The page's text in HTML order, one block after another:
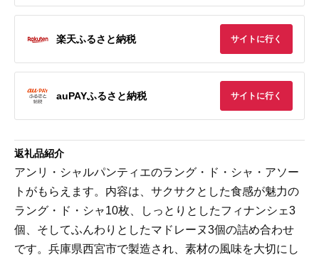
楽天ふるさと納税 サイトに行く
auPAYふるさと納税 サイトに行く
返礼品紹介
アンリ・シャルパンティエのラング・ド・シャ・アソー
トがもらえます。内容は、サクサクとした食感が魅力の
ラング・ド・シャ10枚、しっとりとしたフィナンシェ3
個、そしてふんわりとしたマドレーヌ3個の詰め合わせ
です。兵庫県西宮市で製造され、素材の風味を大切にし